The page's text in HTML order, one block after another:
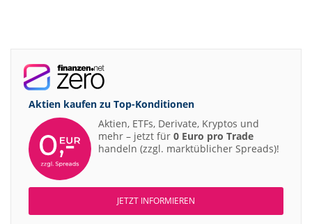
Aktien kaufen zu Top-Konditionen
Aktien, ETFs, Derivate, Kryptos und
mehr – jetzt für 0 Euro pro Trade
handeln (zzgl. marktüblicher Spreads)!
JETZT INFORMIEREN